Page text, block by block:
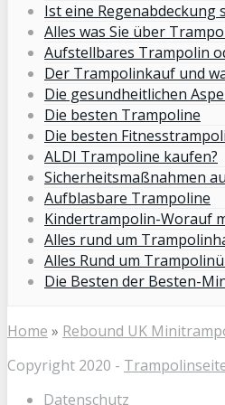
Ist eine Regenabdeckung
Alles was Sie über
Aufstellbares Trampolin
Der Trampolinkauf und
Die gesundheitlichen
Die besten Trampoline
Die besten
ALDI Trampoline kaufen?
Sicherheitsmaßnahmen
Aufblasbare Trampoline
Kindertrampolin-Worauf
Alles rund um
Alles Rund um
Die Besten der Besten-
Home » Rebound UK
Copyright 2020 -
Datenschutz